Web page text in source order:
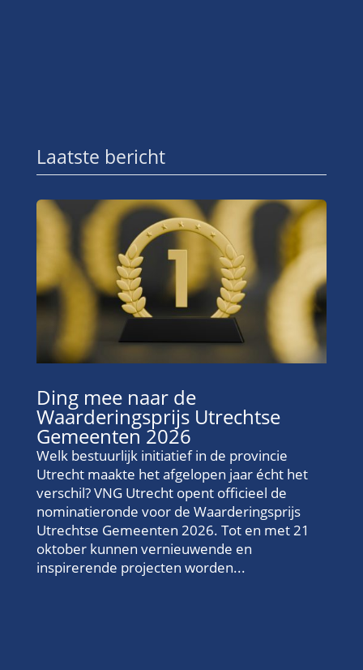
Laatste bericht
Ding mee naar de
Waarderingsprijs Utrechtse
Gemeenten 2026
Welk bestuurlijk initiatief in de provincie
Utrecht maakte het afgelopen jaar écht het
verschil? VNG Utrecht opent officieel de
nominatieronde voor de Waarderingsprijs
Utrechtse Gemeenten 2026. Tot en met 21
oktober kunnen vernieuwende en
inspirerende projecten worden...